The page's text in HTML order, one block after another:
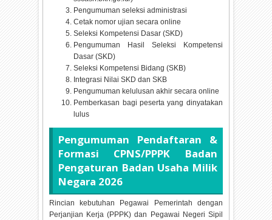
Pengumuman seleksi administrasi
Cetak nomor ujian secara online
Seleksi Kompetensi Dasar (SKD)
Pengumuman Hasil Seleksi Kompetensi
Dasar (SKD)
Seleksi Kompetensi Bidang (SKB)
Integrasi Nilai SKD dan SKB
Pengumuman kelulusan akhir secara online
Pemberkasan bagi peserta yang dinyatakan
lulus
Pengumuman Pendaftaran &
Formasi CPNS/PPPK Badan
Pengaturan Badan Usaha Milik
Negara 2026
Rincian kebutuhan Pegawai Pemerintah dengan
Perjanjian Kerja (PPPK) dan Pegawai Negeri Sipil